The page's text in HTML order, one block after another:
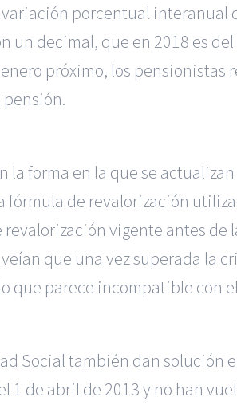
porcentual interanual
un decimal, que en 2018 es
próximo, los pensionistas
pensión.
forma en la que se
fórmula de revalorización
revalorización vigente antes
que una vez superada la
parece incompatible con
Social también dan solución
de abril de 2013 y no han